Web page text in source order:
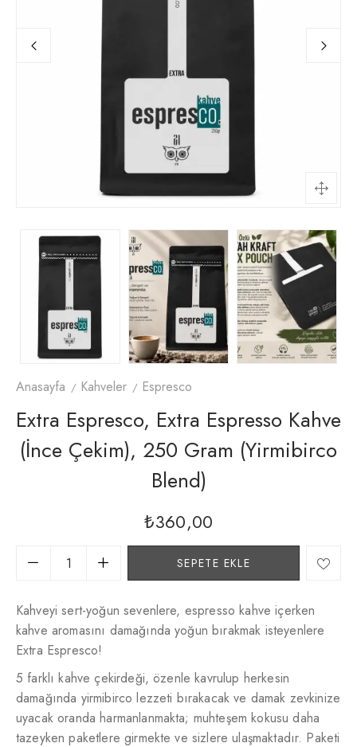
Anasayfa Kahveler Espresco
Extra Espresco, Extra Espresso Kahve
(İnce Çekim), 250 Gram (Yirmibirco
Blend)
₺360,00
SEPETE EKLE
Kahveyi sert-yoğun sevenlere, espresso kahve içerken
kahve aromasını damağında yoğun bırakmak isteyenlere
Extra Espresco!
5 farklı kahve çekirdeği, özenle kavrulup herkesin
damağında yirmibirco lezzeti bırakacak ve damak zevkinize
uyacak oranda harmanlanmakta; muhteşem kokusu daha
tazeyken paketlere girmekte ve sizlere ulaşmaktadır. Paketi